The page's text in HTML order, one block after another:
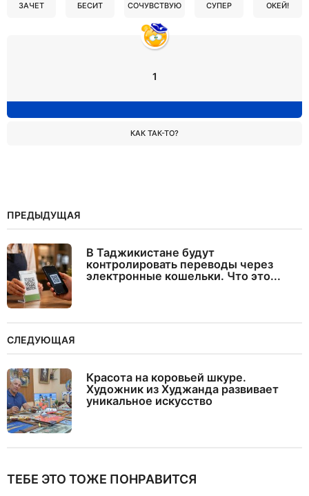
ЗАЧЕТ БЕСИТ СОЧУВСТВУЮ СУПЕР ОКЕЙ!
1
КАК ТАК-ТО?
ПРЕДЫДУЩАЯ
В Таджикистане будут
контролировать переводы через
электронные кошельки. Что это...
СЛЕДУЮЩАЯ
Красота на коровьей шкуре.
Художник из Худжанда развивает
уникальное искусство
ТЕБЕ ЭТО ТОЖЕ ПОНРАВИТСЯ